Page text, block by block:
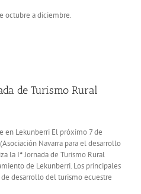
octubre a diciembre.
de Turismo Rural
en Lekunberri El próximo 7 de
Navarra para el desarrollo
la Iª Jornada de Turismo Rural
de Lekunberri. Los principales
desarrollo del turismo ecuestre